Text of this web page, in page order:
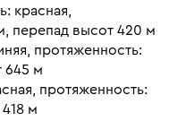
красная,
перепад высот 420 м
протяженность:
645 м
протяженность:
м